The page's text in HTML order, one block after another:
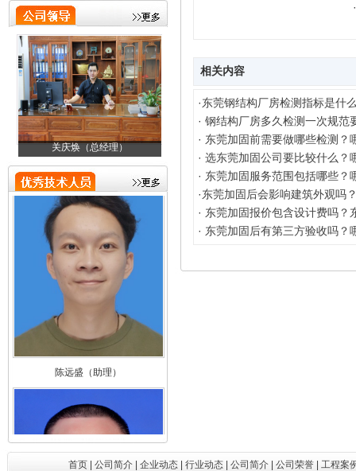
关庆焕（总经理） 邓金成（技术负责人）
刘加凤（总助）
陈远盛（助理）
·
相关内容
·东莞钢结构厂房检测指标是什
· 钢结构厂房多久检测一次规范
· 东莞加固前需要做哪些检测？
· 选东莞加固公司要比较什么？
· 东莞加固服务范围包括哪些？
·东莞加固后会影响建筑外观吗
· 东莞加固报价包含设计费吗？
· 东莞加固后有第三方验收吗？
首页 公司简介 企业动态 行业动态 公司简介 公司荣誉 工程案